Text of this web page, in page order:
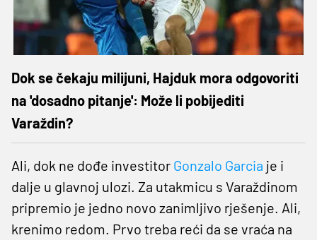
Dok se čekaju milijuni, Hajduk mora odgovoriti
na 'dosadno pitanje': Može li pobijediti
Varaždin?
Ali, dok ne dođe investitor Gonzalo Garcia je i
dalje u glavnoj ulozi. Za utakmicu s Varaždinom
pripremio je jedno novo zanimljivo rješenje. Ali,
krenimo redom. Prvo treba reći da se vraća na